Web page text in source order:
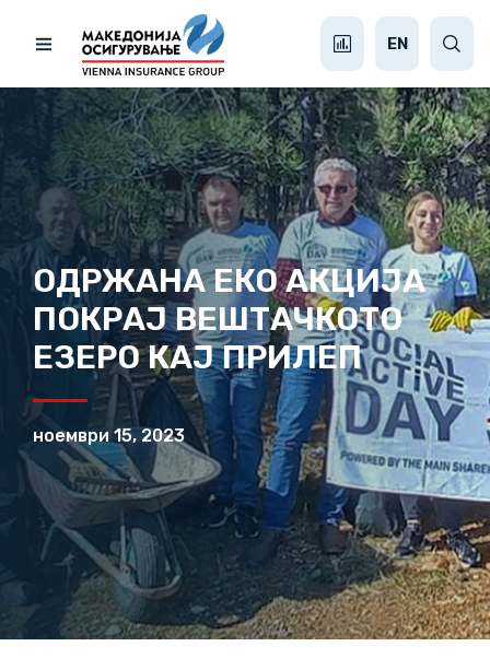
EN
ОДРЖАНА ЕКО АКЦИЈА
ПОКРАЈ ВЕШТАЧКОТО
ЕЗЕРО КАЈ ПРИЛЕП
ноември 15, 2023